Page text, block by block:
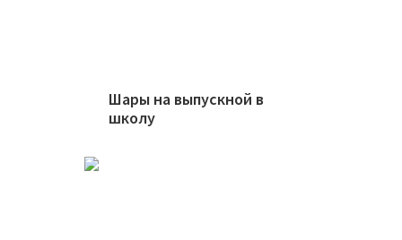
Шары на выпускной в
школу